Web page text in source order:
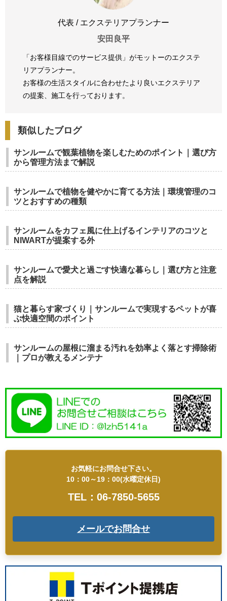
代表 / エクステリアプランナー
安田良平
「お客様目線でのサービス提供」がモットーのエクステ
リアプランナー。
お客様の生活スタイルに合わせたより良いエクステリア
の提案、 施工を行っております。
類似したブログ
サンルームで観葉植物を楽しむためのポイント｜選び方
から管理方法まで解説
サンルームで植物を健やかに育てる方法｜環境管理のコ
ツとおすすめの種類
サンルームをカフェ風に仕上げるインテリアのコツと
NIWARTが提案する外
サンルームで愛犬と過ごす快適な暮らし｜選び方と注意
点を解説
猫と暮らす家づくり｜サンルームで実現するペットが喜
ぶ快適空間のポイント
サンルームの屋根に溜まる汚れを効率よく落とす掃除術
｜プロが教えるメンテナ
お気軽にお問合せ下さい。
10：00～19：00(水曜定休日)
TEL：06-7850-5655
メールでお問合せ